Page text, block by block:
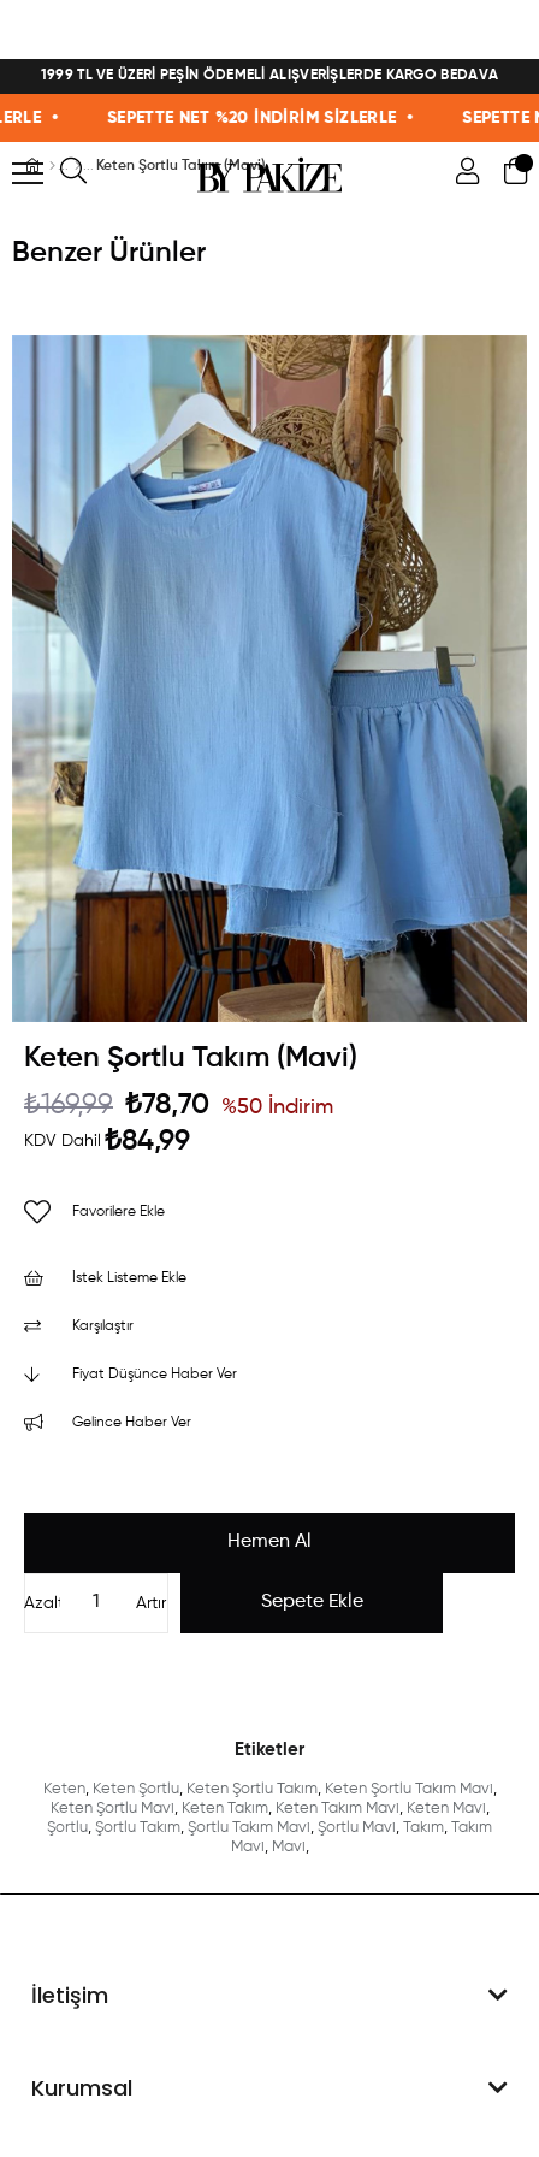
1999 TL VE ÜZERİ PEŞİN ÖDEMELİ ALIŞVERİŞLERDE KARGO BEDAVA
• SEPETTE NET %20 İNDİRİM SİZLERLE • SEPETTE
Keten Şortlu Takım (Mavi)
Benzer Ürünler
Keten Şortlu Takım (Mavi)
₺169,99 ₺78,70
KDV Dahil ₺84,99
%50 İndirim
Favorilere Ekle
İstek Listeme Ekle
Karşılaştır
Fiyat Düşünce Haber Ver
Gelince Haber Ver
Artır
Azalt
Etiketler
Keten, Keten Şortlu, Keten Şortlu Takım, Keten Şortlu Takım Mavi,
Keten Şortlu Mavi, Keten Takım, Keten Takım Mavi, Keten Mavi,
Şortlu, Şortlu Takım, Şortlu Takım Mavi, Şortlu Mavi, Takım, Takım
Mavi, Mavi,
İletişim
WhatsApp Destek
Kurumsal